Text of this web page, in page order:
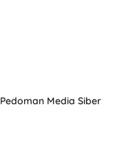
Pedoman Media Siber